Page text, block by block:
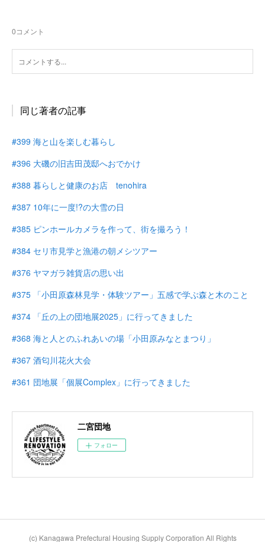
0コメント
同じ著者の記事
#399 海と山を楽しむ暮らし
#396 大磯の旧吉田茂邸へおでかけ
#388 暮らしと健康のお店 tenohira
#387 10年に一度!?の大雪の日
#385 ピンホールカメラを作って、街を撮ろう！
#384 セリ市見学と漁港の朝メシツアー
#376 ヤマガラ雑貨店の思い出
#375 「小田原森林見学・体験ツアー」五感で学ぶ森と木のこと
#374 「丘の上の団地展2025」に行ってきました
#368 海と人とのふれあいの場「小田原みなとまつり」
#367 酒匂川花火大会
#361 団地展「個展Complex」に行ってきました
二宮団地
フォロー
(c) Kanagawa Prefectural Housing Supply Corporation All Rights